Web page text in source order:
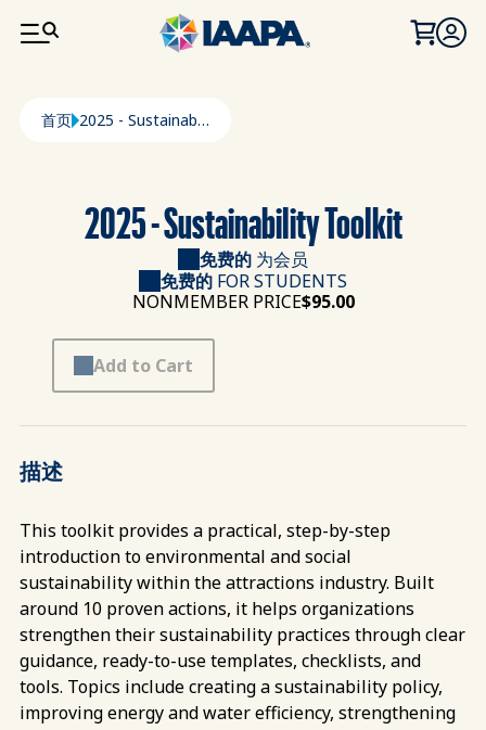
跳转到主要内容
面包屑
首页 2025 - Sustainability Toolkit
2025 - Sustainability Toolkit
免费的 为会员
免费的 FOR STUDENTS
NONMEMBER PRICE$95.00
Add to Cart
描述
This toolkit provides a practical, step-by-step
introduction to environmental and social
sustainability within the attractions industry. Built
around 10 proven actions, it helps organizations
strengthen their sustainability practices through clear
guidance, ready-to-use templates, checklists, and
tools. Topics include creating a sustainability policy,
improving energy and water efficiency, strengthening